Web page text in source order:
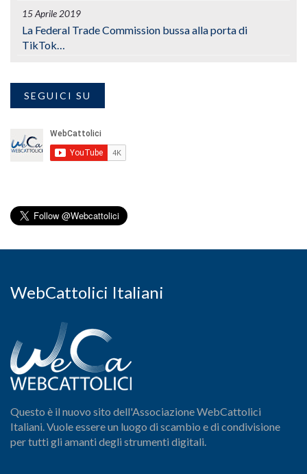
15 Aprile 2019
La Federal Trade Commission bussa alla porta di
TikTok…
SEGUICI SU
WebCattolici Italiani
Questo è il nuovo sito dell'Associazione WebCattolici
Italiani. Vuole essere un luogo di scambio e di condivisione
per tutti gli amanti degli strumenti digitali.